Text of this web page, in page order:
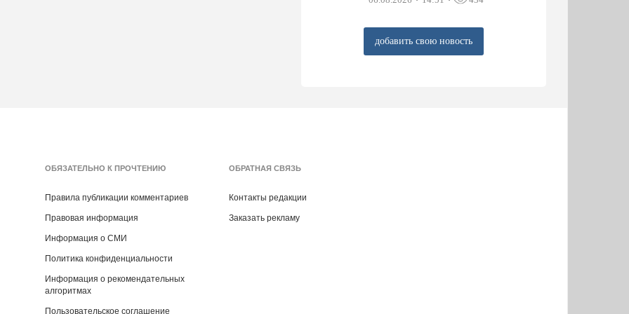
добавить свою новость
ОБЯЗАТЕЛЬНО К ПРОЧТЕНИЮ
Правила публикации комментариев
Правовая информация
Информация о СМИ
Политика конфиденциальности
Информация о рекомендательных
алгоритмах
Пользовательское соглашение
ОБРАТНАЯ СВЯЗЬ
Контакты редакции
Заказать рекламу